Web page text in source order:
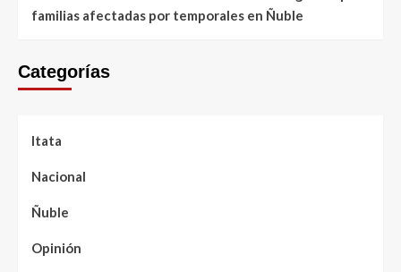
familias afectadas por temporales en Ñuble
Categorías
Itata
Nacional
Ñuble
Opinión